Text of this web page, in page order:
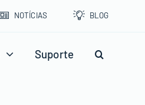
NOTÍCIAS BLOG
Suporte